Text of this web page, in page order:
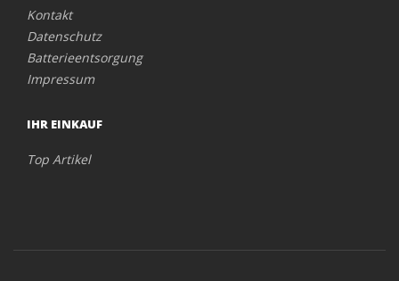
Kontakt
Datenschutz
Batterieentsorgung
Impressum
IHR EINKAUF
Top Artikel